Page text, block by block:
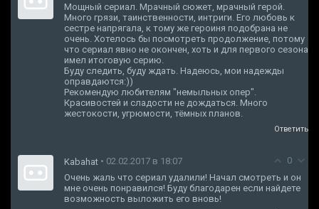
Мощный сериал. Мрачный сюжет, мрачный герой.
Много грязи, таинственности, интриги. Его любовь к
сестре напрягала, к тому же героиня подобрана не
очень. Хотелось бы посмотреть продолжение, потому
что сериал явно не окончен, хоть и для первого сезона
имел итоговую серию.
Буду следить, буду ждать. Надеюсь, мои надежды
оправдаются:))
Рекомендую любителям "немыльных опер".
Красивостей и сладости не дождаться. Много
жестокости, угрюмости, тёмных планов.
Ответить
0
Kabahat • 02.02.2017 в 18:07
Очень жаль что сериал удалили! Начал смотреть и он
мне очень понравился! Буду благодарен если найдете
возможность выложить его вновь!